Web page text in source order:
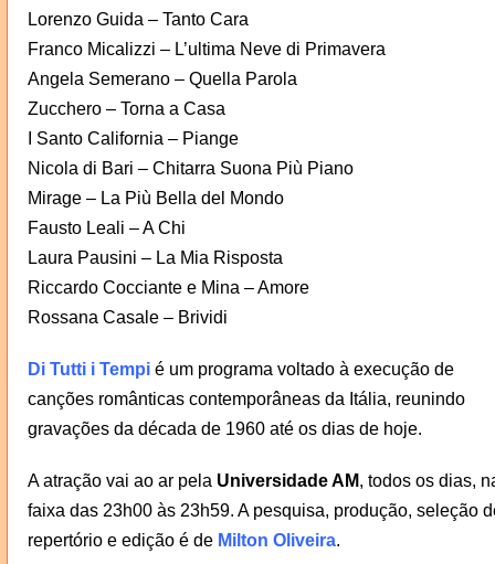
Lorenzo Guida – Tanto Cara
Franco Micalizzi – L’ultima Neve di Primavera
Angela Semerano – Quella Parola
Zucchero – Torna a Casa
I Santo California – Piange
Nicola di Bari – Chitarra Suona Più Piano
Mirage – La Più Bella del Mondo
Fausto Leali – A Chi
Laura Pausini – La Mia Risposta
Riccardo Cocciante e Mina – Amore
Rossana Casale – Brividi
Di Tutti i Tempié um programa voltado à execução de
canções românticas contemporâneas da Itália, reunindo
gravações da década de 1960 até os dias de hoje.
A atração vai ao ar pela Universidade AM, todos os dias,
faixa das 23h00 às 23h59. A pesquisa, produção, seleção
repertório e edição é de Milton Oliveira.